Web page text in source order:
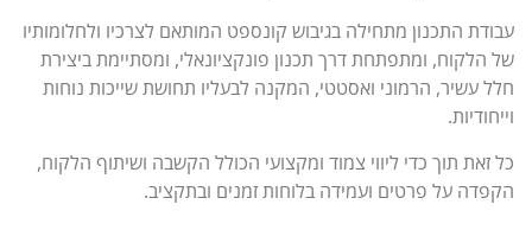
עבודת התכנון מתחילה בגיבוש קונספט המותאם לצרכיו ולחלומותיו
של הלקוח, ומתפתחת דרך תכנון פונקציונאלי, ומסתיימת ביצירת
חלל עשיר, הרמוני ואסטטי, המקנה לבעליו תחושת שייכות נוחות
וייחודיות.
כל זאת תוך כדי ליווי צמוד ומקצועי הכולל הקשבה ושיתוף הלקוח,
הקפדה על פרטים ועמידה בלוחות זמנים ובתקציב.